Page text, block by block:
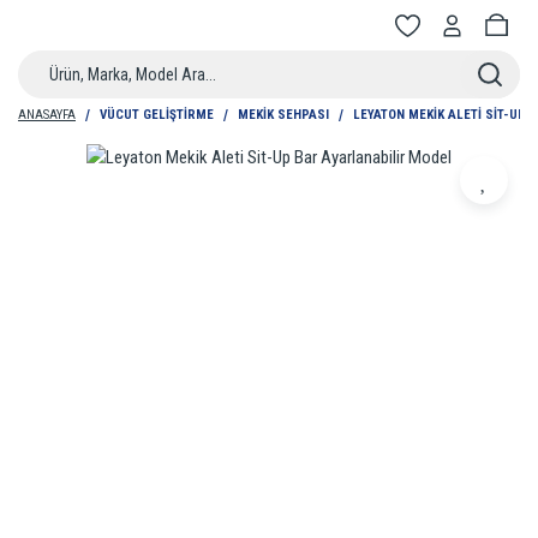
ANASAYFA VÜCUT GELIŞTIRME MEKIK SEHPASI LEYATON MEKIK ALETI SIT-UP